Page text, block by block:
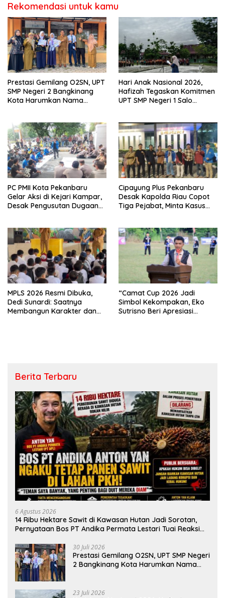
Rekomendasi untuk kamu
Prestasi Gemilang O2SN, UPT
SMP Negeri 2 Bangkinang
Kota Harumkan Nama
Hari Anak Nasional 2026,
Hafizah Tegaskan Komitmen
UPT SMP Negeri 1 Salo
PC PMII Kota Pekanbaru
Gelar Aksi di Kejari Kampar,
Desak Pengusutan Dugaan
Cipayung Plus Pekanbaru
Desak Kapolda Riau Copot
Tiga Pejabat, Minta Kasus
MPLS 2026 Resmi Dibuka,
Dedi Sunardi: Saatnya
Membangun Karakter dan
“Camat Cup 2026 Jadi
Simbol Kekompakan, Eko
Sutrisno Beri Apresiasi
Berita Terbaru
6 Agustus 2026
14 Ribu Hektare Sawit di Kawasan Hutan Jadi Sorotan,
Pernyataan Bos PT Andika Permata Lestari Tuai Reaksi
30 Juli 2026
Prestasi Gemilang O2SN, UPT SMP Negeri
2 Bangkinang Kota Harumkan Nama
23 Juli 2026